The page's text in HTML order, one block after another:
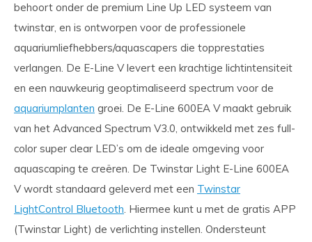
behoort onder de premium Line Up LED systeem van
twinstar, en is ontworpen voor de professionele
aquariumliefhebbers/aquascapers die topprestaties
verlangen. De E-Line V levert een krachtige lichtintensiteit
en een nauwkeurig geoptimaliseerd spectrum voor de
aquariumplanten groei. De E-Line 600EA V maakt gebruik
van het Advanced Spectrum V3.0, ontwikkeld met zes full-
color super clear LED’s om de ideale omgeving voor
aquascaping te creëren. De Twinstar Light E-Line 600EA
V wordt standaard geleverd met een Twinstar
LightControl Bluetooth. Hiermee kunt u met de gratis APP
(Twinstar Light) de verlichting instellen. Ondersteunt